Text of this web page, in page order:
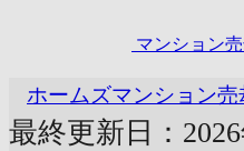
マンション
ホームズマンション売
最終更新日：